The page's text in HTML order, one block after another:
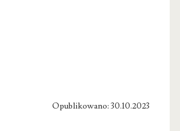
Opublikowano: 30.10.2023